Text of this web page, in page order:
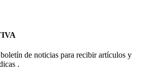
de noticias para recibir artículos y
.